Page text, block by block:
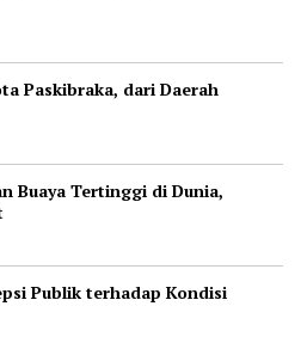
Paskibraka, dari Daerah
Buaya Tertinggi di Dunia,
Publik terhadap Kondisi